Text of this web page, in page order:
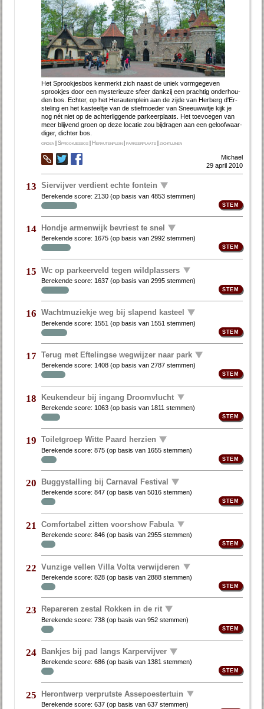
Het Sprook­jes­bos ken­merkt zich naast de uniek vorm­ge­ge­ven
sprook­jes door een mys­te­ri­eu­ze sfeer dank­zij een prach­tig on­der­hou­
den bos. Ech­ter, op het He­rau­ten­plein aan de zij­de van Her­berg d'Er­
ste­ling en het kas­teel­tje van de stief­moe­der van Sneeuw­wit­je kijk je
nog nét niet op de ach­ter­lig­gen­de par­keer­plaats. Het toe­voe­gen van
meer blij­vend groen op de­ze lo­ca­tie zou bij­dra­gen aan een ge­loof­waar­
di­ger, dich­ter bos.
groen |Sprookjesbos Herautenplein |parkeerplaats |zichtlijnen
Michael
29 april 2010
13 Siervijver verdient echte fontein
Berekende score:2130 (op basis van4853 stemmen)
14 Hondje armenwijk bevriest te snel
Berekende score: 1675 (op basis van2992 stemmen)
15 Wc op parkeerveld tegen wildplassers
Berekende score: 1637 (op basis van2995 stemmen)
16 Wachtmuziekje weg bij slapend kasteel
Berekende score: 1551 (op basis van 1551 stemmen)
17 Terug met Eftelingse wegwijzer naar park
Berekende score: 1408 (op basis van2787 stemmen)
18 Keukendeur bij ingang Droomvlucht
Berekende score: 1063 (op basis van 1811 stemmen)
19 Toiletgroep Witte Paard herzien
Berekende score:875 (op basis van 1655 stemmen)
20 Buggystalling bij Carnaval Festival
Berekende score:847 (op basis van5016 stemmen)
21 Comfortabel zitten voorshow Fabula
Berekende score:846 (op basis van2955 stemmen)
22 Vunzige vellen Villa Volta verwijderen
Berekende score:828 (op basis van2888 stemmen)
23 Repareren zestal Rokken in de rit
Berekende score:738 (op basis van952 stemmen)
24 Bankjes bij pad langs Karpervijver
Berekende score:686 (op basis van 1381 stemmen)
25 Herontwerp verprutste Assepoestertuin
Berekende score:637 (op basis van637 stemmen)